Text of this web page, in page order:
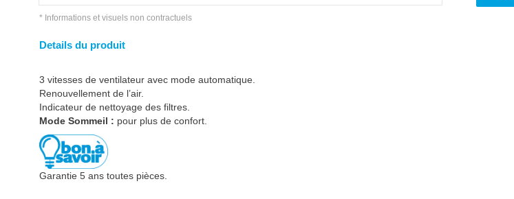
* Informations et visuels non contractuels
Details du produit
3 vitesses de ventilateur avec mode automatique.
Renouvellement de l’air.
Indicateur de nettoyage des filtres.
Mode Sommeil : pour plus de confort.
Garantie 5 ans toutes pièces.